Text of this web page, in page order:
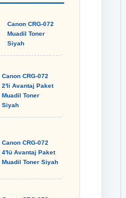
Canon CRG-072
Muadil Toner
Siyah
Canon CRG-072
2'li Avantaj Paket
Muadil Toner
Siyah
Canon CRG-072
4'lü Avantaj Paket
Muadil Toner Siyah